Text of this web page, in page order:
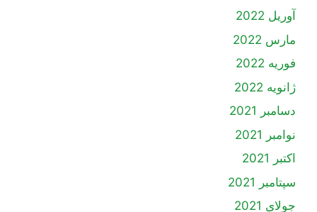
آوریل 2022
مارس 2022
فوریه 2022
ژانویه 2022
دسامبر 2021
نوامبر 2021
اکتبر 2021
سپتامبر 2021
جولای 2021